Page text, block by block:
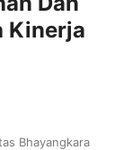
Kinerja
Bhayangkara